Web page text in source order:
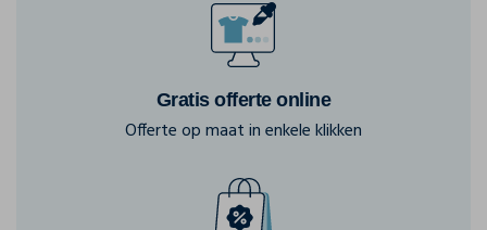
Gratis offerte online
Offerte op maat in enkele klikken